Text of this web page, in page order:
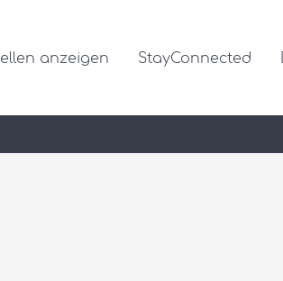
anzeigen StayConnected